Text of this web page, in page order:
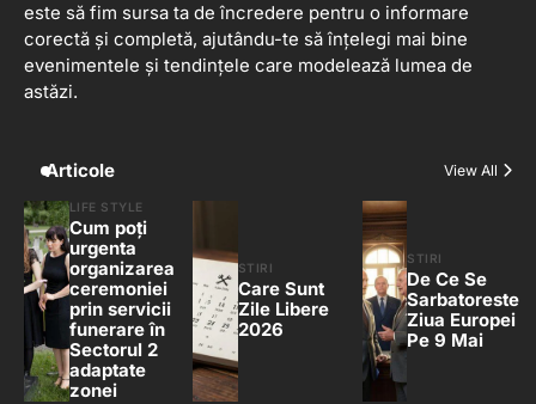
este să fim sursa ta de încredere pentru o informare
corectă și completă, ajutându-te să înțelegi mai bine
evenimentele și tendințele care modelează lumea de
astăzi.
Articole View All
LIFE STYLE
Cum poți
urgenta
organizarea
ceremoniei
prin servicii
funerare în
Sectorul 2
adaptate
zonei
STIRI
Care Sunt
Zile Libere
2026
STIRI
De Ce Se
Sarbatoreste
Ziua Europei
Pe 9 Mai